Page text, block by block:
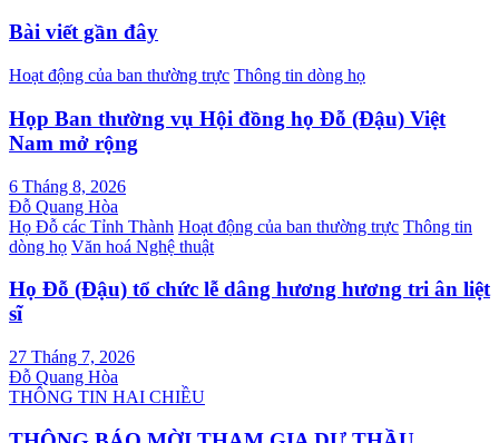
Bài viết gần đây
Hoạt động của ban thường trực Thông tin dòng họ
Họp Ban thường vụ Hội đồng họ Đỗ (Đậu) Việt
Nam mở rộng
6 Tháng 8, 2026
Đỗ Quang Hòa
Họ Đỗ các Tỉnh Thành Hoạt động của ban thường trực Thông tin
dòng họ Văn hoá Nghệ thuật
Họ Đỗ (Đậu) tổ chức lễ dâng hương hương tri ân liệt
sĩ
27 Tháng 7, 2026
Đỗ Quang Hòa
THÔNG TIN HAI CHIỀU